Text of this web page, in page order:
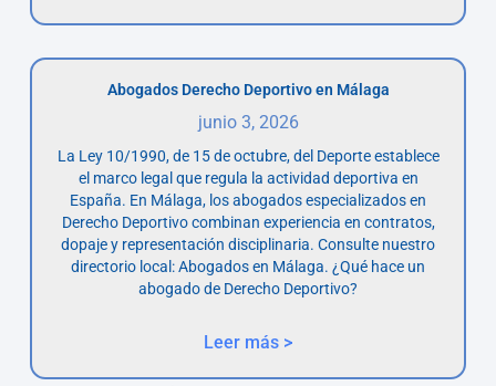
Abogados Derecho Deportivo en Málaga
junio 3, 2026
La Ley 10/1990, de 15 de octubre, del Deporte establece
el marco legal que regula la actividad deportiva en
España. En Málaga, los abogados especializados en
Derecho Deportivo combinan experiencia en contratos,
dopaje y representación disciplinaria. Consulte nuestro
directorio local: Abogados en Málaga. ¿Qué hace un
abogado de Derecho Deportivo?
Leer más >